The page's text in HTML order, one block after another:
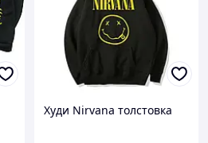
Худи Nirvana толстовка